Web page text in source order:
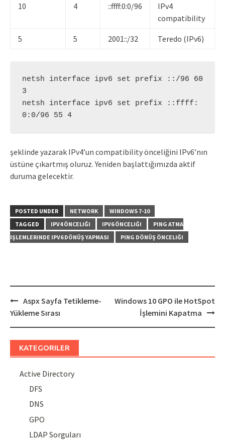
10 4 ::ffff:0:0/96
IPv4
compatibility
5 5 2001::/32 Teredo (IPv6)
netsh interface ipv6 set prefix ::/96 60
3
netsh interface ipv6 set prefix ::ffff:
0:0/96 55 4
şeklinde yazarak IPv4’un compatibility önceliğini IPv6’nın
üstüne çıkartmış oluruz. Yeniden başlattığımızda aktif
duruma gelecektir.
POSTED UNDER NETWORK
WINDOWS 7-10
TAGGED
IPV4 ÖNCELIĞI IPV6 ÖNCELIĞI
PING ATMA
IŞLEMLERINDE IPV6 DÖNÜŞ YAPMASI
PING DÖNÜŞ ÖNCELIĞI
Post
navigation
Aspx Sayfa Tetikleme-
Yükleme Sırası
Windows 10 GPO ile HotSpot
İşlemini Kapatma
KATEGORILER
Active Directory
DFS
DNS
GPO
LDAP Sorguları